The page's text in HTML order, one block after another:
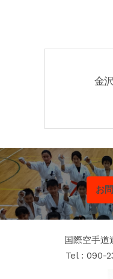
金
お
国際空手道
Tel : 090-